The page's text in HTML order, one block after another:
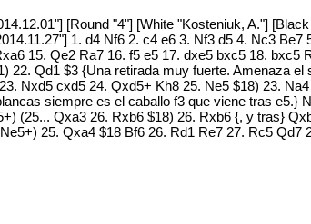
[Round "4"] [White "Kosteniuk, A."]
1. d4 Nf6 2. c4 e6 3. Nf3 d5 4. Nc3
15. Qe2 Ra7 16. f5 e5 17. dxe5 bxc5 18. bxc5
22. Qd1 $3 {Una retirada muy fuerte. Amenaza
Nxd5 cxd5 24. Qxd5+ Kh8 25. Ne5 $18) 23.
siempre es el caballo f3 que viene tras e5.}
(25... Qxa3 26. Rxb6 $18) 26. Rxb6 {, y tras}
25. Qxa4 $18 Bf6 26. Rd1 Re7 27. Rc5 Qd7